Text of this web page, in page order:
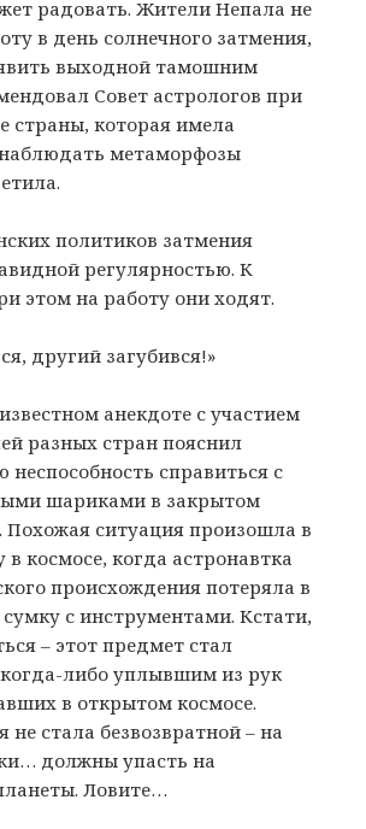
радовать. Жители Непала не
в день солнечного затмения,
выходной тамошним
Совет астрологов при
страны, которая имела
метаморфозы
политиков затмения
регулярностью. К
этом на работу они ходят.
другий загубився!»
анекдоте с участием
разных стран пояснил
неспособность справиться с
шариками в закрытом
Похожая ситуация произошла в
космосе, когда астронавтка
происхождения потеряла в
с инструментами. Кстати,
– этот предмет стал
либо уплывшим из рук
в открытом космосе.
не стала безвозвратной – на
должны упасть на
Ловите…